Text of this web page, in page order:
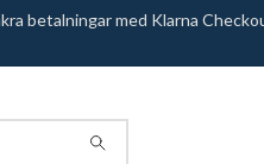
betalningar med Klarna